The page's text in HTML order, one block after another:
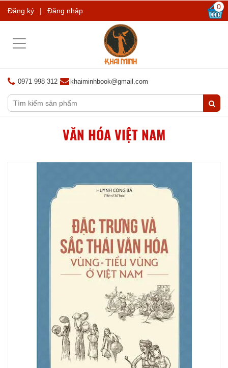
Đăng ký | Đăng nhập 0
Toggle
0971 998 312 khaiminhbook@gmail.com
VĂN HÓA VIỆT NAM